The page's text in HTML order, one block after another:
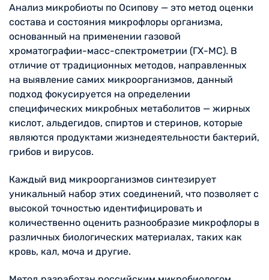
Анализ микробиоты по Осипову — это метод оценки
состава и состояния микрофлоры организма,
основанный на применении газовой
хроматографии-масс-спектрометрии (ГХ-МС). В
отличие от традиционных методов, направленных
на выявление самих микроорганизмов, данный
подход фокусируется на определении
специфических микробных метаболитов — жирных
кислот, альдегидов, спиртов и стеринов, которые
являются продуктами жизнедеятельности бактерий,
грибов и вирусов.
Каждый вид микроорганизмов синтезирует
уникальный набор этих соединений, что позволяет с
высокой точностью идентифицировать и
количественно оценить разнообразие микрофлоры в
различных биологических материалах, таких как
кровь, кал, моча и другие.